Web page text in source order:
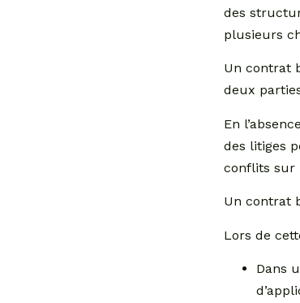
des
plusieurs
Un contrat
deux
En
des litiges
conflits sur
Un contrat
Lors de
Dans